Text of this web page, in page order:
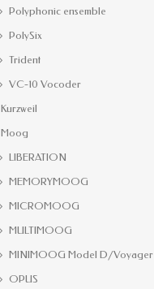
Polyphonic ensemble
PolySix
Trident
VC-10 Vocoder
Kurzweil
Moog
LIBERATION
MEMORYMOOG
MICROMOOG
MULTIMOOG
MINIMOOG Model D/Voyager
OPUS